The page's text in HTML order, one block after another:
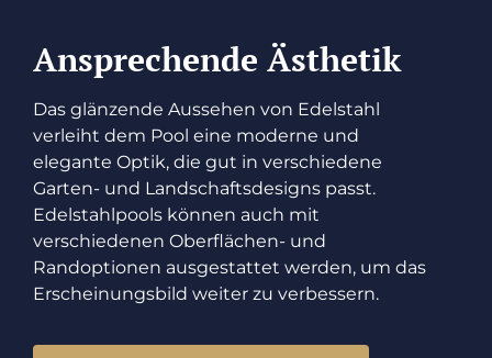
Ansprechende Ästhetik
Das glänzende Aussehen von Edelstahl
verleiht dem Pool eine moderne und
elegante Optik, die gut in verschiedene
Garten- und Landschaftsdesigns passt.
Edelstahlpools können auch mit
verschiedenen Oberflächen- und
Randoptionen ausgestattet werden, um das
Erscheinungsbild weiter zu verbessern.